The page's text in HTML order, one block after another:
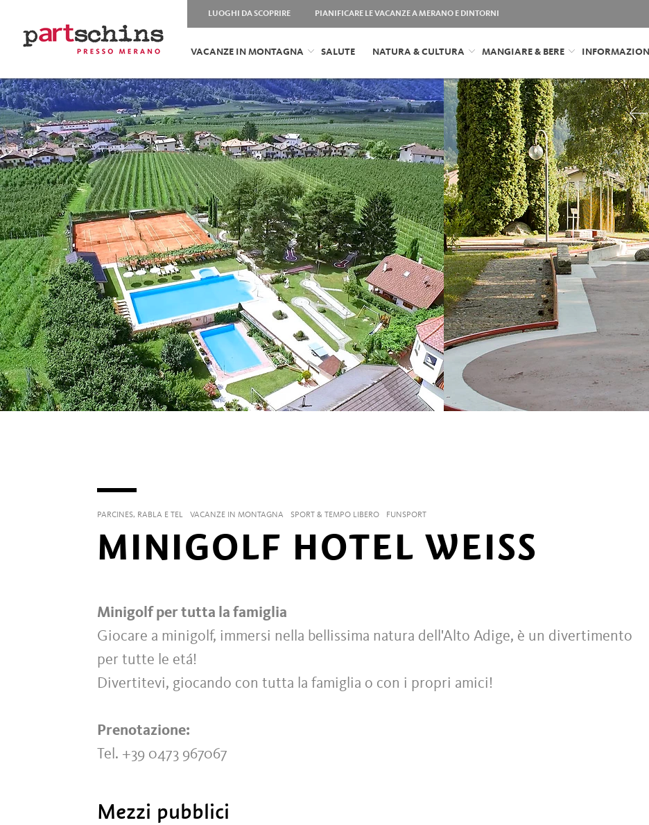
LUOGHI DA SCOPRIRE PIANIFICARE LE VACANZE A MERANO E DINTORNI
VACANZE IN MONTAGNA SALUTE NATURA & CULTURA MANGIARE & BERE INFORMAZIONI
PARCINES, RABLA E TEL VACANZE IN MONTAGNA SPORT & TEMPO LIBERO FUNSPORT
MINIGOLF HOTEL WEISS
Minigolf per tutta la famiglia
Giocare a minigolf, immersi nella bellissima natura dell'Alto Adige, è un divertimento
per tutte le etá!
Divertitevi, giocando con tutta la famiglia o con i propri amici!
Prenotazione:
Tel. +39 0473 967067
Mezzi pubblici